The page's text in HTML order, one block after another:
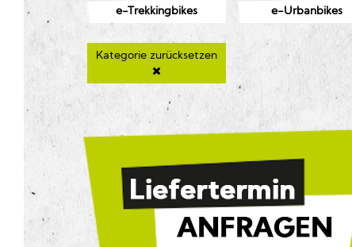
e-Trekkingbikes e-Urbanbikes
Kategorie zurücksetzen